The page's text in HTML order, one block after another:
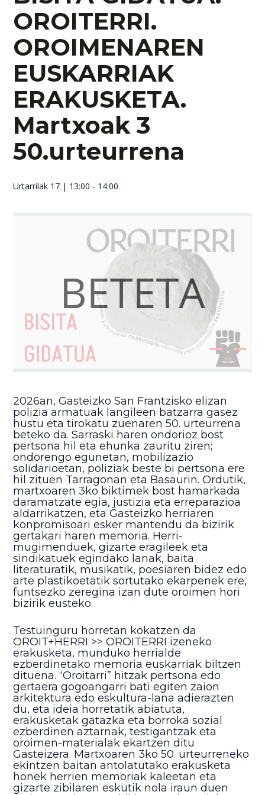
OROITERRI.
OROIMENAREN
EUSKARRIAK
ERAKUSKETA.
Martxoak 3
50.urteurrena
Urtarrilak 17 | 13:00 - 14:00
2026an, Gasteizko San Frantzisko elizan
polizia armatuak langileen batzarra gasez
hustu eta tirokatu zuenaren 50. urteurrena
beteko da. Sarraski haren ondorioz bost
pertsona hil eta ehunka zauritu ziren;
ondorengo egunetan, mobilizazio
solidarioetan, poliziak beste bi pertsona ere
hil zituen Tarragonan eta Basaurin. Ordutik,
martxoaren 3ko biktimek bost hamarkada
daramatzate egia, justizia eta erreparazioa
aldarrikatzen, eta Gasteizko herriaren
konpromisoari esker mantendu da bizirik
gertakari haren memoria. Herri-
mugimenduek, gizarte eragileek eta
sindikatuek egindako lanak, baita
literaturatik, musikatik, poesiaren bidez edo
arte plastikoetatik sortutako ekarpenek ere,
funtsezko zeregina izan dute oroimen hori
bizirik eusteko.
Testuinguru horretan kokatzen da
OROIT+HERRI >> OROITERRI izeneko
erakusketa, munduko herrialde
ezberdinetako memoria euskarriak biltzen
dituena. “Oroitarri” hitzak pertsona edo
gertaera gogoangarri bati egiten zaion
arkitektura edo eskultura-lana adierazten
du, eta ideia horretatik abiatuta,
erakusketak gatazka eta borroka sozial
ezberdinen aztarnak, testigantzak eta
oroimen-materialak ekartzen ditu
Gasteizera. Martxoaren 3ko 50. urteurreneko
ekintzen baitan antolatutako erakusketa
honek herrien memoriak kaleetan eta
gizarte zibilaren eskutik nola iraun duen